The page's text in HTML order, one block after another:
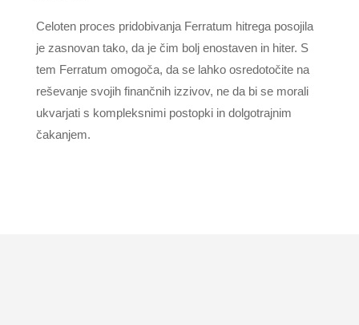
Celoten proces pridobivanja Ferratum hitrega posojila
je zasnovan tako, da je čim bolj enostaven in hiter. S
tem Ferratum omogoča, da se lahko osredotočite na
reševanje svojih finančnih izzivov, ne da bi se morali
ukvarjati s kompleksnimi postopki in dolgotrajnim
čakanjem.